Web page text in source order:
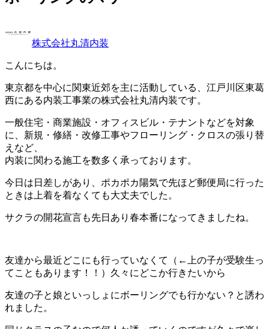
株式会社丸清内装
こんにちは。
東京都を中心に関東近郊を主に活動している、江戸川区東葛
西にある内装工事業の株式会社丸清内装です。
一般住宅・商業施設・オフィスビル・テナントなどを対象
に、新規・修繕・改修工事やフローリング・クロスの張り替
えなど、
内装に関わる施工を数多く承っております。
今日は日差しがあり、ポカポカ陽気で先ほど郵便局に行った
ときは上着を着なくても大丈夫でした。
サクラの開花宣言も先日あり春本番になってきましたね。
友達から最近どこにも行っていなくて（←上の子が受験生っ
てこともあります！！）久々にどこか行きたいから
友達の子と娘といっしょにボーリングでも行かない？と誘わ
れました。